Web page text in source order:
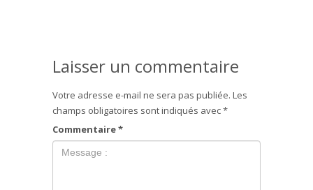
Laisser un commentaire
Votre adresse e-mail ne sera pas publiée. Les
champs obligatoires sont indiqués avec*
Commentaire*